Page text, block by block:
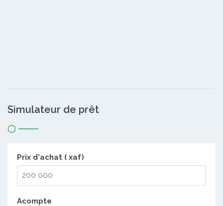
Simulateur de prêt
Prix d'achat ( xaf)
Acompte